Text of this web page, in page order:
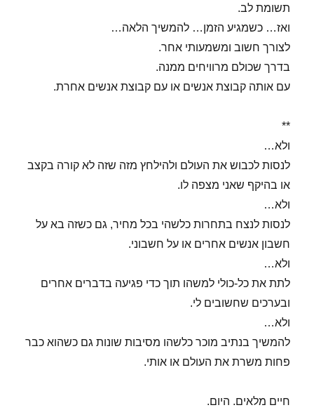
תשומת לב.
ואז… כשמגיע הזמן… להמשיך הלאה…
לצורך חשוב ומשמעותי אחר.
בדרך שכולם מרוויחים ממנה.
עם אותה קבוצת אנשים או עם קבוצת אנשים אחרת.
**
ולא…
לנסות לכבוש את העולם ולהילחץ מזה שזה לא קורה בקצב
או בהיקף שאני מצפה לו.
ולא…
לנסות לנצח בתחרות כלשהי בכל מחיר, גם כשזה בא על
חשבון אנשים אחרים או על חשבוני.
ולא…
לתת את כל-כולי למשהו תוך כדי פגיעה בדברים אחרים
ובערכים שחשובים לי.
ולא…
להמשיך בנתיב מוכר כלשהו מסיבות שונות גם כשהוא כבר
פחות משרת את העולם או אותי.
חיים מלאים. היום.